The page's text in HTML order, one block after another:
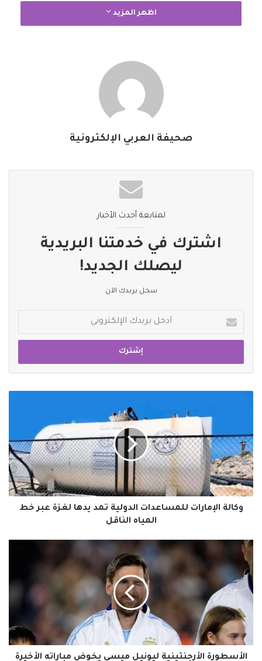
اظهر المزيد
صحيفة العربي الإلكترونية
لمتابعة أحدث الأخبار
اشترك في خدمتنا البريدية
ليصلك الجديد!
سجل بريدك الآن
بريدك
الإلكتروني
الدولية
تمد
يدها
لغزة
عبر
خط
المياهوكالة الإمارات للمساعدات الدولية تمد يدها لغزة عبر خط
المياه الناقل
الأسطورة
الأرجنتينية
ليونيل
ميسي
يخوض
مباراته
الأخيرة
بقميص
التانغو
الأسطورة الأرجنتينية ليونيل ميسي يخوض مباراته الأخيرة